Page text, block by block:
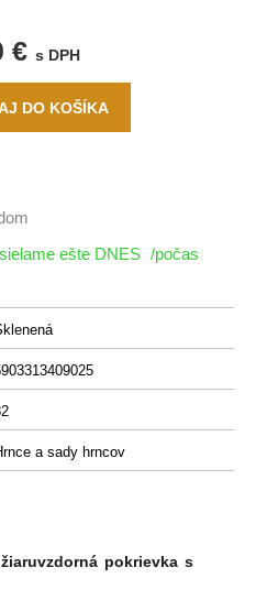
€ s DPH
ešte DNES /počas
a sady hrncov
pokrievka s